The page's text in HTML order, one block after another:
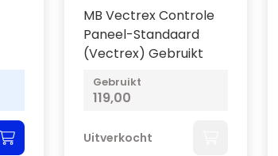
MB Vectrex Controle
Paneel-Standaard
(Vectrex) Gebruikt
Gebruikt
119,00
Uitverkocht